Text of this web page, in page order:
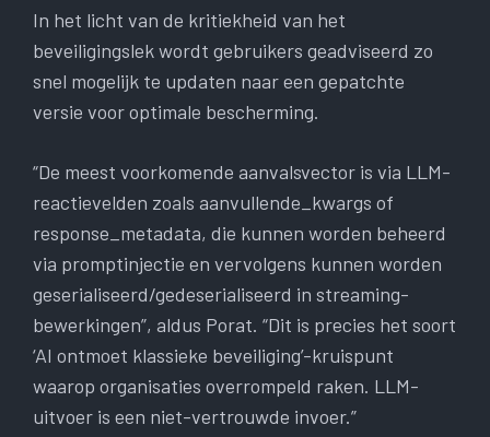
In het licht van de kritiekheid van het
beveiligingslek wordt gebruikers geadviseerd zo
snel mogelijk te updaten naar een gepatchte
versie voor optimale bescherming.
“De meest voorkomende aanvalsvector is via LLM-
reactievelden zoals aanvullende_kwargs of
response_metadata, die kunnen worden beheerd
via promptinjectie en vervolgens kunnen worden
geserialiseerd/gedeserialiseerd in streaming-
bewerkingen”, aldus Porat. “Dit is precies het soort
‘AI ontmoet klassieke beveiliging’-kruispunt
waarop organisaties overrompeld raken. LLM-
uitvoer is een niet-vertrouwde invoer.”